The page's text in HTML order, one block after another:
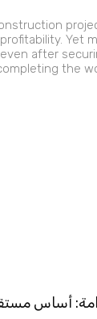
Yet
after
the
أساس